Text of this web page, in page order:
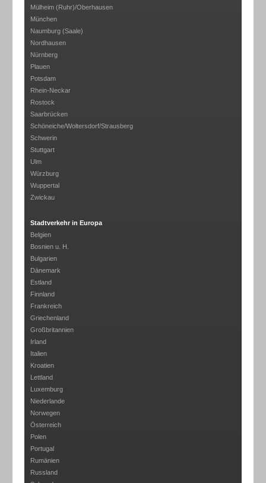
Mülheim (Ruhr)/Oberhausen
München
Naumburg (Saale)
Nordhausen
Nürnberg
Plauen
Potsdam
Rhein-Neckar
Rostock
Saarbrücken
Schöneiche/Woltersdorf/Strausberg
Schwerin
Stuttgart
Ulm
Würzburg
Wuppertal
Zwickau
Stadtverkehr in Europa
Belgien
Bosnien u. H.
Bulgarien
Dänemark
Estland
Finnland
Frankreich
Griechenland
Großbritannien
Irland
Italien
Kroatien
Lettland
Luxemburg
Niederlande
Norwegen
Österreich
Polen
Portugal
Rumänien
Russland